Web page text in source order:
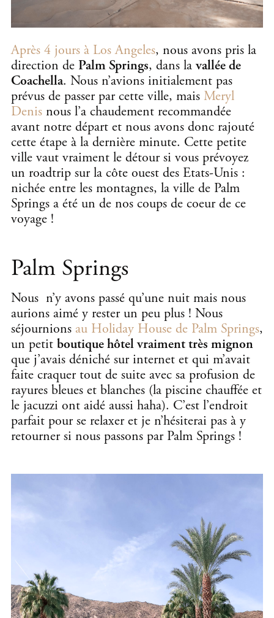
Après 4 jours à Los Angeles, nous avons pris la
direction de Palm Springs, dans lavallée de
Coachella. Nous n’avions initialement pas
prévus de passer par cette ville, mais Meryl
Denis nous l’a chaudement recommandée
avant notre départ et nous avons donc rajouté
cette étape à la dernière minute. Cette petite
ville vaut vraiment le détour si vous prévoyez
un roadtrip sur la côte ouest des Etats-Unis :
nichée entre les montagnes, la ville de Palm
Springs a été un de nos coups de coeur de ce
voyage !
Palm Springs
Nous n’y avons passé qu’une nuit mais nous
aurions aimé y rester un peu plus ! Nous
séjournions au Holiday House de Palm Springs,
un petit boutique hôtel vraiment très mignon
que j’avais déniché sur internet et qui m’avait
faite craquer tout de suite avec sa profusion de
rayures bleues et blanches (la piscine chauffée et
le jacuzzi ont aidé aussi haha). C’est l’endroit
parfait pour se relaxer et je n’hésiterai pas à y
retourner si nous passons par Palm Springs !